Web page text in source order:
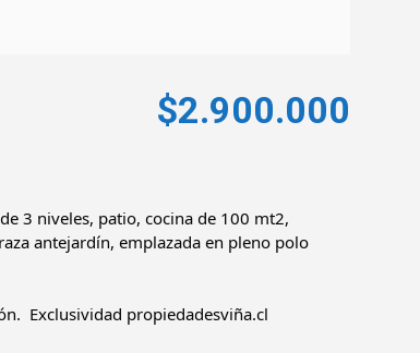
$2.900.000
3 niveles, patio, cocina de 100 mt2,
antejardín, emplazada en pleno polo
Exclusividad propiedadesviña.cl